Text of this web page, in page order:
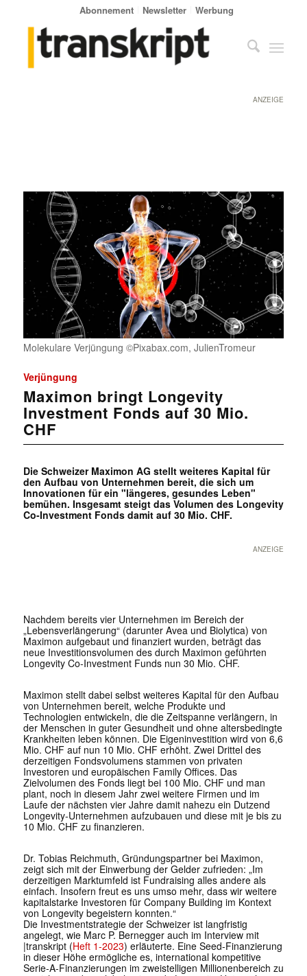
Abonnement Newsletter Werbung
ANZEIGE
Molekulare Verjüngung ©Pixabax.com, JulienTromeur
Verjüngung
Maximon bringt Longevity
Investment Fonds auf 30 Mio.
CHF
Die Schweizer Maximon AG stellt weiteres Kapital für
den Aufbau von Unternehmen bereit, die sich um
Innovationen für ein "längeres, gesundes Leben"
bemühen. Insgesamt steigt das Volumen des Longevity
Co-Investment Fonds damit auf 30 Mio. CHF.
ANZEIGE
Nachdem bereits vier Unternehmen im Bereich der
„Lebensverlängerung“ (darunter Avea und Biolytica) von
Maximon aufgebaut und finanziert wurden, beträgt das
neue Investitionsvolumen des durch Maximon geführten
Longevity Co-Investment Funds nun 30 Mio. CHF.
Maximon stellt dabei selbst weiteres Kapital für den Aufbau
von Unternehmen bereit, welche Produkte und
Technologien entwickeln, die die Zeitspanne verlängern, in
der Menschen in guter Gesundheit und ohne altersbedingte
Krankheiten leben können. Die Eigeninvestition wird von 6,6
Mio. CHF auf nun 10 Mio. CHF erhöht. Zwei Drittel des
derzeitigen Fondsvolumens stammen von privaten
Investoren und europäischen Family Offices. Das
Zielvolumen des Fonds liegt bei 100 Mio. CHF und man
plant, noch in diesem Jahr zwei weitere Firmen und im
Laufe der nächsten vier Jahre damit nahezu ein Dutzend
Longevity-Unternehmen aufzubauen und diese mit je bis zu
10 Mio. CHF zu finanzieren.
Dr. Tobias Reichmuth, Gründungspartner bei Maximon,
zeigt sich mit der Einwerbung der Gelder zufrieden: „Im
derzeitigen Marktumfeld ist Fundraising alles andere als
einfach. Insofern freut es uns umso mehr, dass wir weitere
kapitalstarke Investoren für Company Building im Kontext
von Longevity begeistern konnten.“
Die Investmentstrategie der Schweizer ist langfristig
angelegt, wie Marc P. Bernegger auch im Interview mit
|transkript (Heft 1-2023) erläuterte. Eine Seed-Finanzierung
in dieser Höhe ermögliche es, international kompetitive
Serie-A-Finanzierungen im zweistelligen Millionenbereich zu